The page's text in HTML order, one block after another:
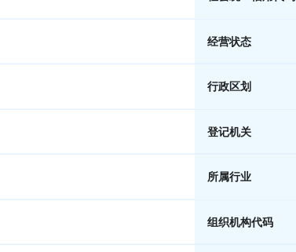
经营状态
行政区划
登记机关
所属行业
组织机构代码